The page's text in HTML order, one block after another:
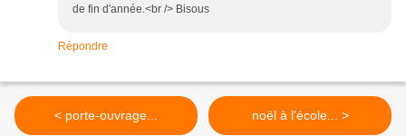
de fin d'année.<br /> Bisous
Répondre
< porte-ouvrage... noël à l'école... >